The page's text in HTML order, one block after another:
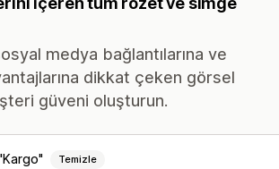
medya bağlantılarına ve
dikkat çeken görsel
güveni oluşturun.
Kargo Temizle